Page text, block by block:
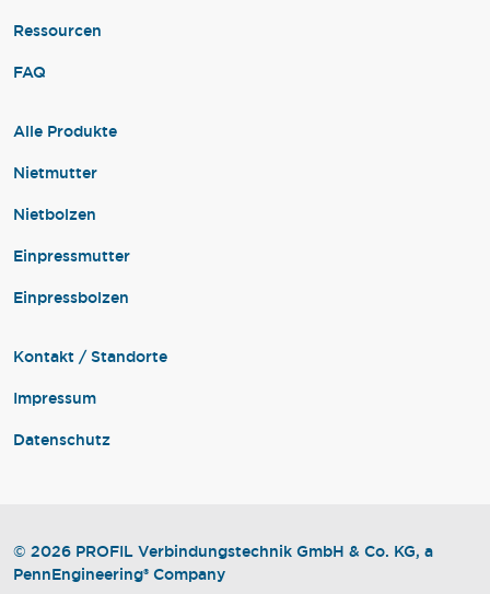
Ressourcen
FAQ
Alle Produkte
Nietmutter
Nietbolzen
Einpressmutter
Einpressbolzen
Kontakt / Standorte
Impressum
Datenschutz
© 2026 PROFIL Verbindungstechnik GmbH & Co. KG, a
PennEngineering® Company